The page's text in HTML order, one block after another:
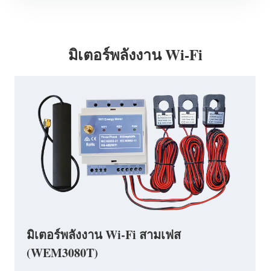
มิเตอร์พลังงาน Wi-Fi
มิเตอร์พลังงาน Wi-Fi สามเฟส
(WEM3080T)